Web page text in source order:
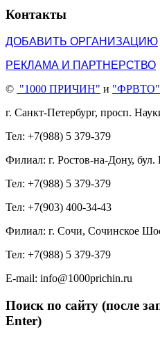
Контакты
ДОБАВИТЬ ОРГАНИЗАЦИЮ
РЕКЛАМА И ПАРТНЕРСТВО
© "1000 ПРИЧИН" и "ФРВТО"
г. Санкт-Петербург, просп.
Тел: +7(988) 5 379-379
Филиал: г. Ростов-на-Дону, бул.
Тел: +7(988) 5 379-379
Тел: +7(903) 400-34-43
Филиал: г. Сочи, Сочинское
Тел: +7(988) 5 379-379
E-mail: info@1000prichin.ru
Поиск по сайту (после
Enter)